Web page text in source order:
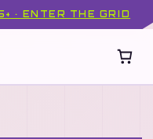
· ENTER THE GRID